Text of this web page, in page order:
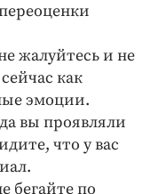
жалуйтесь и не
как
эмоции.
вы проявляли
что у вас
бегайте по